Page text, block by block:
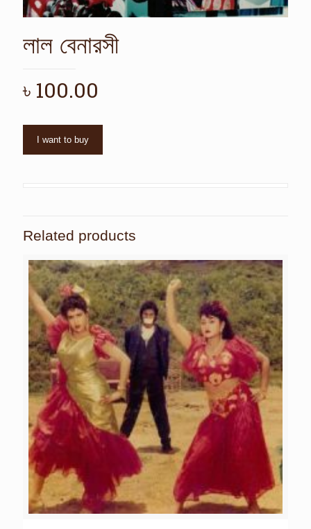
লাল বেনারসী
৳ 100.00
I want to buy
Related products